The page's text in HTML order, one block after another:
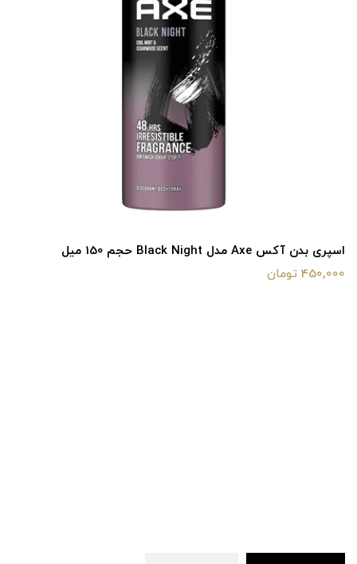
اسپری بدن آکس Axe مدل Black Night حجم 150 میل
450,000 تومان